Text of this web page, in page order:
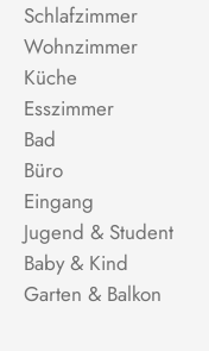
Schlafzimmer
Wohnzimmer
Küche
Esszimmer
Bad
Büro
Eingang
Jugend & Student
Baby & Kind
Garten & Balkon